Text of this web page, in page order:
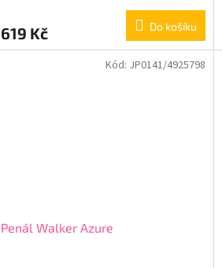
619 Kč Do košíku
Penál Walker Azure
Kód: JP0141/4925798